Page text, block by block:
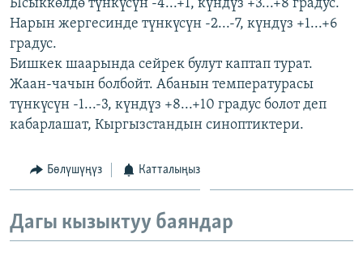
Ысыккөлдө түнкүсүн -4...+1, күндүз +3...+8 градус.
Нарын жергесинде түнкүсүн -2...-7, күндүз +1...+6
градус.
Бишкек шаарында сейрек булут каптап турат.
Жаан-чачын болбойт. Абанын температурасы
түнкүсүн -1...-3, күндүз +8...+10 градус болот деп
кабарлашат, Кыргызстандын синоптиктери.
Бөлүшүңүз Катталыңыз
Дагы кызыктуу баяндар